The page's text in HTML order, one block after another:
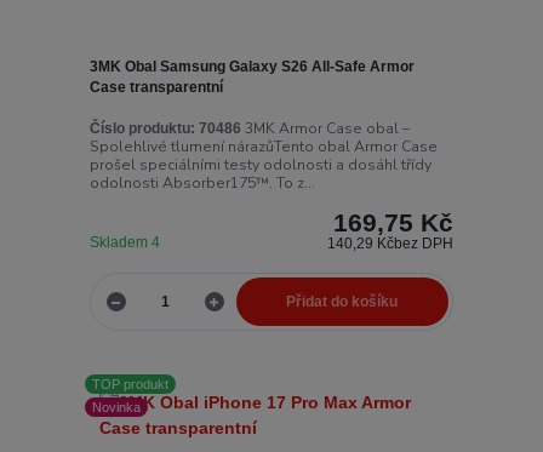
3MK Obal Samsung Galaxy S26 All-Safe Armor
Case transparentní
Číslo produktu: 70486 3MK Armor Case obal –
Spolehlivé tlumení nárazůTento obal Armor Case
prošel speciálními testy odolnosti a dosáhl třídy
odolnosti Absorber175™. To z...
169,75 Kč
140,29 Kčbez DPH
Skladem 4
Přidat do košíku
TOP produkt
Novinka